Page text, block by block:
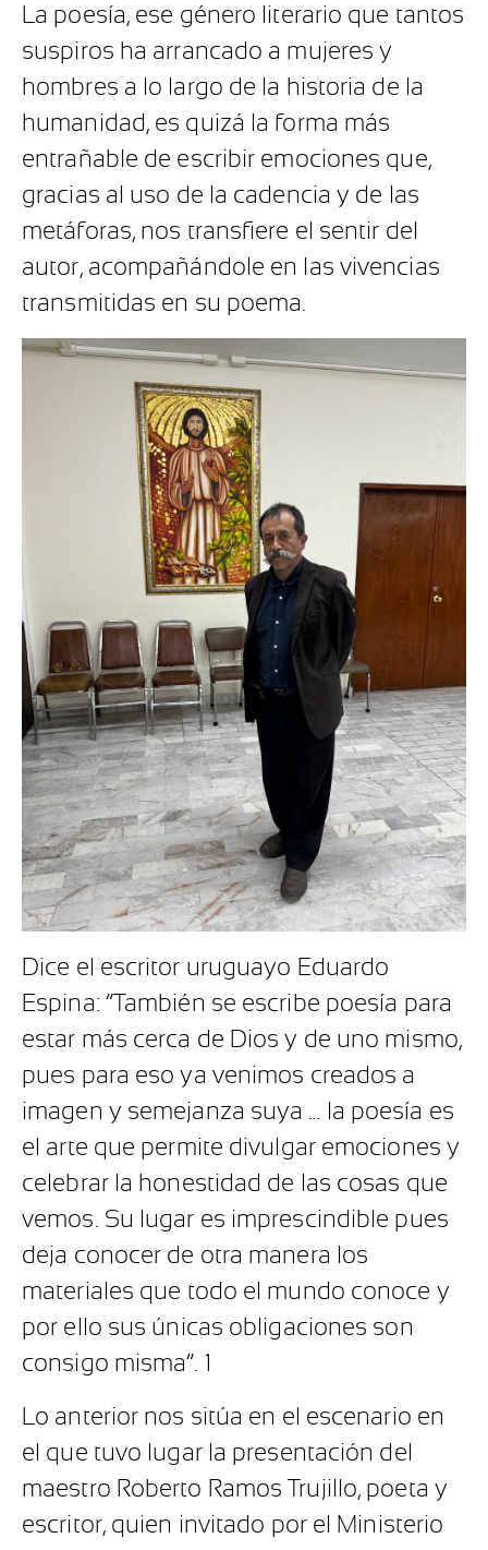
La poesía, ese género literario que tantos
suspiros ha arrancado a mujeres y
hombres a lo largo de la historia de la
humanidad, es quizá la forma más
entrañable de escribir emociones que,
gracias al uso de la cadencia y de las
metáforas, nos transfiere el sentir del
autor, acompañándole en las vivencias
transmitidas en su poema.
Dice el escritor uruguayo Eduardo
Espina: “También se escribe poesía para
estar más cerca de Dios y de uno mismo,
pues para eso ya venimos creados a
imagen y semejanza suya … la poesía es
el arte que permite divulgar emociones y
celebrar la honestidad de las cosas que
vemos. Su lugar es imprescindible pues
deja conocer de otra manera los
materiales que todo el mundo conoce y
por ello sus únicas obligaciones son
consigo misma”. 1
Lo anterior nos sitúa en el escenario en
el que tuvo lugar la presentación del
maestro Roberto Ramos Trujillo, poeta y
escritor, quien invitado por el Ministerio